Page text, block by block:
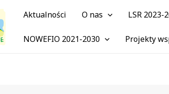
Aktualności O nas LSR 2023-
NOWEFIO 2021-2030 Projekty